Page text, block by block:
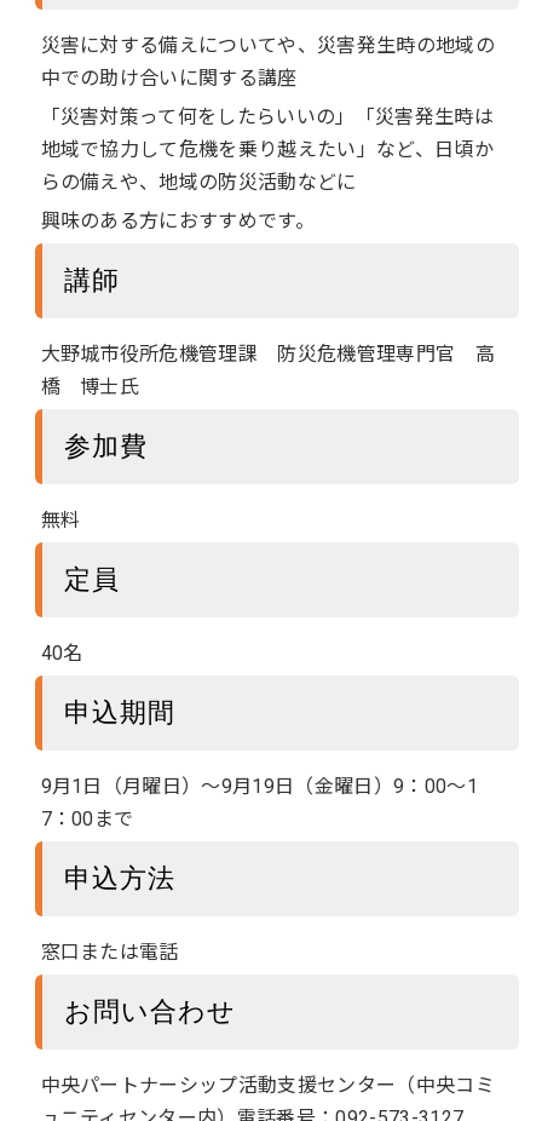
災害に対する備えについてや、災害発生時の地域の
中での助け合いに関する講座
「災害対策って何をしたらいいの」「災害発生時は
地域で協力して危機を乗り越えたい」など、日頃か
らの備えや、地域の防災活動などに
興味のある方におすすめです。
講師
大野城市役所危機管理課 防災危機管理専門官 高
橋 博士氏
参加費
無料
定員
40名
申込期間
9月1日（月曜日）～9月19日（金曜日）9：00～1
7：00まで
申込方法
窓口または電話
お問い合わせ
中央パートナーシップ活動支援センター（中央コミ